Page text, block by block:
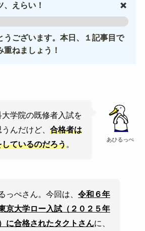
、えらい！
うございます。本日、１記事目で
ねましょう！
✖️
あひるっぺ
学院の既修者入試を
んだけど、合格者は
ているのだろう。
っぺさん。今回は、令和６年
京大学ロー入試（２０２５年
に合格されたタクトさんに、